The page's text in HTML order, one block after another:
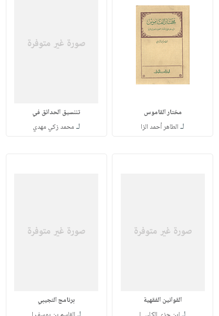
مختار القاموس
لـ الطاهر أحمد الزا
تننسيق الحدائق في
لـ محمد زكي مهدي
القوانين الفقهية برنامج التجيبي